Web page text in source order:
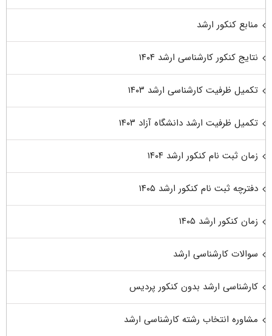
منابع کنکور ارشد
نتایج کنکور کارشناسی ارشد ۱۴۰۴
تکمیل ظرفیت کارشناسی ارشد ۱۴۰۳
تکمیل ظرفیت ارشد دانشگاه آزاد ۱۴۰۳
زمان ثبت نام کنکور ارشد ۱۴۰۴
دفترچه ثبت نام کنکور ارشد ۱۴۰۵
زمان کنکور ارشد ۱۴۰۵
سوالات کارشناسی ارشد
کارشناسی ارشد بدون کنکور پردیس
مشاوره انتخاب رشته کارشناسی ارشد